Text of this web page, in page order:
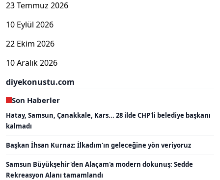
23 Temmuz 2026
10 Eylül 2026
22 Ekim 2026
10 Aralık 2026
diyekonustu.com
Son Haberler
Hatay, Samsun, Çanakkale, Kars... 28 ilde CHP'li belediye başkanı
kalmadı
Başkan İhsan Kurnaz: İlkadım'ın geleceğine yön veriyoruz
Samsun Büyükşehir'den Alaçam'a modern dokunuş: Sedde
Rekreasyon Alanı tamamlandı